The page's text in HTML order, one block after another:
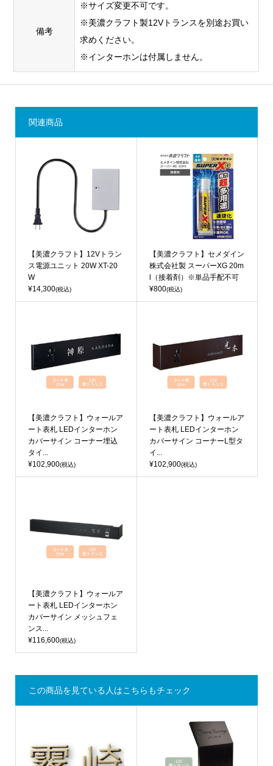
備考
※サイズ変更不可です。
※美濃クラフト製12Vトランスを別途お買い
求めください。
※インターホンは付属しません。
関連商品
【美濃クラフト】12Vトラン
ス電源ユニット 20W XT-20
W
¥14,300(税込)
【美濃クラフト】セメダイン
株式会社製 スーパーXG 20m
l（接着剤）※単品手配不可
¥800(税込)
【美濃クラフト】ウォールア
ート表札 LEDインターホン
カバーサイン コーナー埋込
タイ...
¥102,900(税込)
【美濃クラフト】ウォールア
ート表札 LEDインターホン
カバーサイン コーナーL型タ
イ...
¥102,900(税込)
【美濃クラフト】ウォールア
ート表札 LEDインターホン
カバーサイン メッシュフェ
ンス...
¥116,600(税込)
この商品を見ている人はこちらもチェック